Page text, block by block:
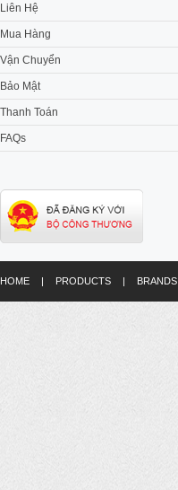
Liên Hệ
Mua Hàng
Vận Chuyển
Bảo Mật
Thanh Toán
FAQs
HOME | PRODUCTS | BRANDS